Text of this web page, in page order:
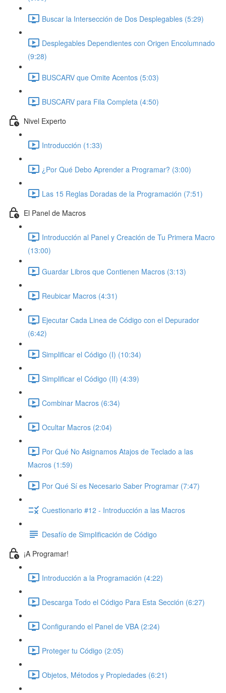
Buscar la Intersección de Dos Desplegables (5:29)
Desplegables Dependientes con Origen Encolumnado
(9:28)
BUSCARV que Omite Acentos (5:03)
BUSCARV para Fila Completa (4:50)
Nivel Experto
Introducción (1:33)
¿Por Qué Debo Aprender a Programar? (3:00)
Las 15 Reglas Doradas de la Programación (7:51)
El Panel de Macros
Introducción al Panel y Creación de Tu Primera Macro
(13:00)
Guardar Libros que Contienen Macros (3:13)
Reubicar Macros (4:31)
Ejecutar Cada Linea de Código con el Depurador
(6:42)
Simplificar el Código (I) (10:34)
Simplificar el Código (II) (4:39)
Combinar Macros (6:34)
Ocultar Macros (2:04)
Por Qué No Asignamos Atajos de Teclado a las
Macros (1:59)
Por Qué Sí es Necesario Saber Programar (7:47)
Cuestionario #12 - Introducción a las Macros
Desafío de Simplificación de Código
¡A Programar!
Introducción a la Programación (4:22)
Descarga Todo el Código Para Esta Sección (6:27)
Configurando el Panel de VBA (2:24)
Proteger tu Código (2:05)
Objetos, Métodos y Propiedades (6:21)